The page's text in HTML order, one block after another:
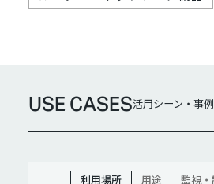
USE CASES活用シーン・事例
利用場所 用途 監視